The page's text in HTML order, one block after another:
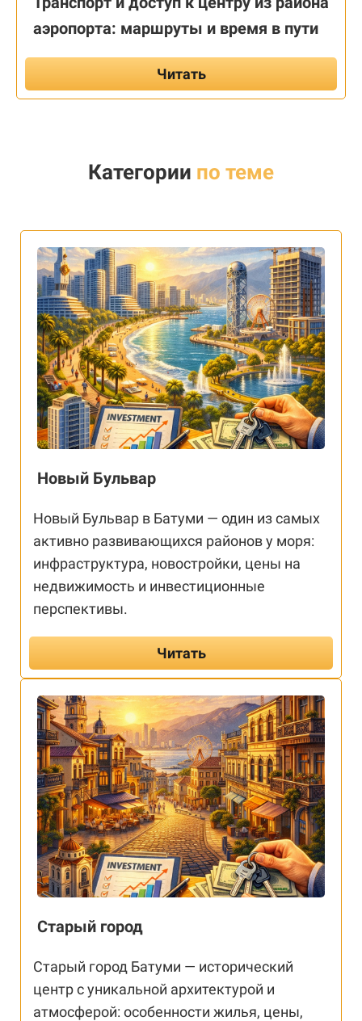
аэропорта: маршруты и время в пути
Читать
Категории по теме
Новый Бульвар
Новый Бульвар в Батуми — один из самых
активно развивающихся районов у моря:
инфраструктура, новостройки, цены на
недвижимость и инвестиционные
перспективы.
Читать
Старый город
Старый город Батуми — исторический
центр с уникальной архитектурой и
атмосферой: особенности жилья, цены,